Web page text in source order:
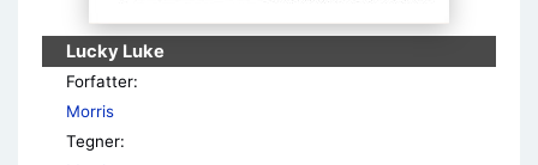
Lucky Luke
Forfatter:
Morris
Tegner: